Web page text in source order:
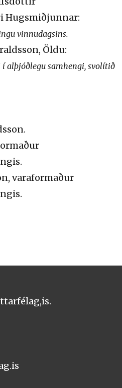
Hugsmiðjunnar:
vinnudagsins.
Öldu:
alþjóðlegu samhengi, svolítið
varaformaður